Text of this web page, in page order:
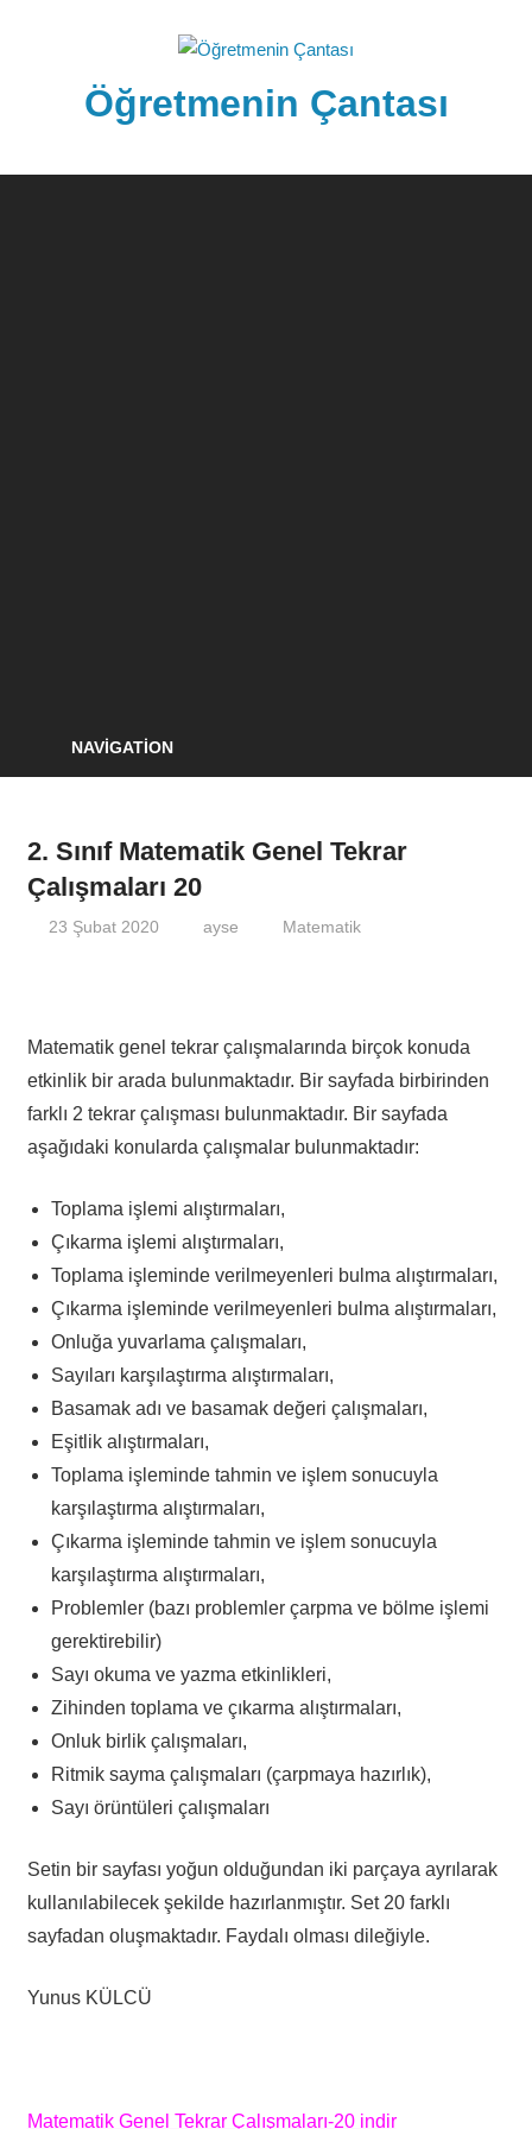
Öğretmenin Çantası
Çantsından
NAVIGATION
2. Sınıf Matematik Genel Tekrar
Çalışmaları 20
23 Şubat 2020 ayse Matematik
Matematik genel tekrar çalışmalarında birçok konuda
etkinlik bir arada bulunmaktadır. Bir sayfada birbirinden
farklı 2 tekrar çalışması bulunmaktadır. Bir sayfada
aşağıdaki konularda çalışmalar bulunmaktadır:
Toplama işlemi alıştırmaları,
Çıkarma işlemi alıştırmaları,
Toplama işleminde verilmeyenleri bulma alıştırmaları,
Çıkarma işleminde verilmeyenleri bulma alıştırmaları,
Onluğa yuvarlama çalışmaları,
Sayıları karşılaştırma alıştırmaları,
Basamak adı ve basamak değeri çalışmaları,
Eşitlik alıştırmaları,
Toplama işleminde tahmin ve işlem sonucuyla
karşılaştırma alıştırmaları,
Çıkarma işleminde tahmin ve işlem sonucuyla
karşılaştırma alıştırmaları,
Problemler (bazı problemler çarpma ve bölme işlemi
gerektirebilir)
Sayı okuma ve yazma etkinlikleri,
Zihinden toplama ve çıkarma alıştırmaları,
Onluk birlik çalışmaları,
Ritmik sayma çalışmaları (çarpmaya hazırlık),
Sayı örüntüleri çalışmaları
Setin bir sayfası yoğun olduğundan iki parçaya ayrılarak
kullanılabilecek şekilde hazırlanmıştır. Set 20 farklı
sayfadan oluşmaktadır. Faydalı olması dileğiyle.
Yunus KÜLCÜ
Matematik Genel Tekrar Çalışmaları-20 indir